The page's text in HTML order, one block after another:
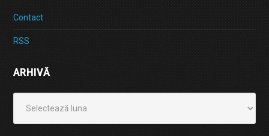
Contact
RSS
ARHIVĂ